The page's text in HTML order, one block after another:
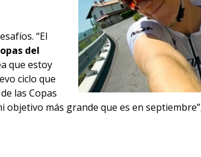
“El
del
que estoy
ciclo que
las Copas
objetivo más grande que es en